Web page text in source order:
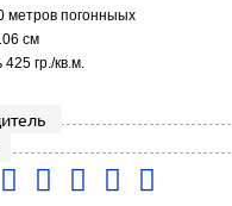
метров погонныых
см
425 гр./кв.м.